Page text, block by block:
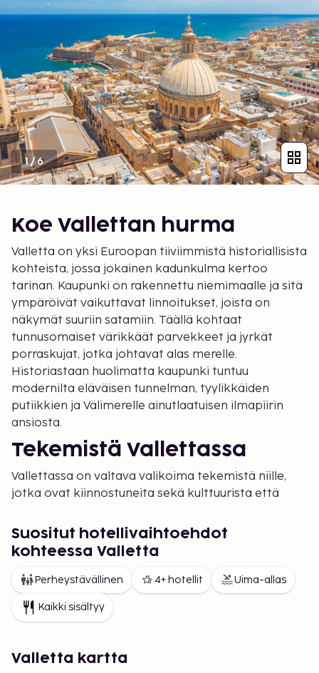
1/6
Koe Vallettan hurma
Valletta on yksi Euroopan tiiviimmistä historiallisista
kohteista, jossa jokainen kadunkulma kertoo
tarinan. Kaupunki on rakennettu niemimaalle ja sitä
ympäröivät vaikuttavat linnoitukset, joista on
näkymät suuriin satamiin. Täällä kohtaat
tunnusomaiset värikkäät parvekkeet ja jyrkät
porraskujat, jotka johtavat alas merelle.
Historiastaan huolimatta kaupunki tuntuu
modernilta eläväisen tunnelman, tyylikkäiden
putiikkien ja Välimerelle ainutlaatuisen ilmapiirin
ansiosta.
Tekemistä Vallettassa
Vallettassa on valtava valikoima tekemistä niille,
jotka ovat kiinnostuneita sekä kulttuurista että
Johanneksen katedraalissa on välttämätön
Caravaggion mestariteosten näkemiseksi, ja Upper
näkymät Grand Harbour -satamaan. Kaupunkiin
tutustuu parhaiten jalan, ja voit pitää tauon jollakin
monista aukioista kahvin tai paikallisen viinilasin
baareineen.
Suositut hotellivaihtoehdot
kohteessa Valletta
Perheystävällinen 4+ hotellit Uima-allas
Kaikki sisältyy
Valletta kartta